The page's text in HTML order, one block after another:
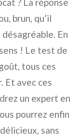
? La réponse
brun, qu’il
désagréable. En
! Le test de
tous ces
Et avec ces
un expert en
pourrez enfin
sans